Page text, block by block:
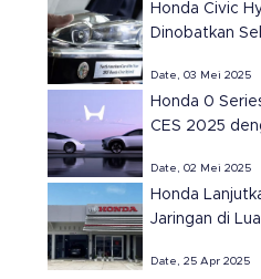
Serikat
Honda Civic
Dinobatkan
2025.
Date, 03 Mei 2025
Honda 0
CES 2025
Date, 02 Mei 2025
Honda
Jaringan di
di Sumatera
Date, 25 Apr 2025